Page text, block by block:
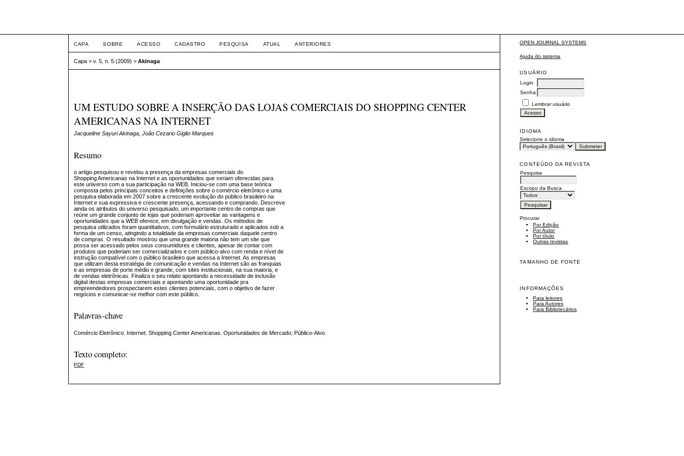
OPEN JOURNAL SYSTEMS
Ajuda do sistema
USUÁRIO
Login
Senha
Lembrar usuário
IDIOMA
Selecione o idioma
CONTEÚDO DA REVISTA
Pesquisa
Escopo da Busca
Procurar
Por Edição
Por Autor
Por título
Outras revistas
TAMANHO DE FONTE
INFORMAÇÕES
Para leitores
Para Autores
Para Bibliotecários
CAPA SOBRE ACESSO CADASTRO PESQUISA ATUAL ANTERIORES
Capa >v. 5, n. 5 (2009) >Akinaga
UM ESTUDO SOBRE A INSERÇÃO DAS LOJAS COMERCIAIS DO SHOPPING CENTER
AMERICANAS NA INTERNET
Jacqueline Sayuri Akinaga, João Cezario Giglio Marques
Resumo
o artigo pesquisou e revelou a presença da empresas comerciais do
Shopping Americanas na Internet e as oportunidades que seriam oferecidas para
este universo com a sua participação na WEB. Iniciou-se com uma base teórica
composta pelos principais conceitos e definições sobre o comércio eletrônico e uma
pesquisa elaborada em 2007 sobre a crescente evolução do público brasileiro na
Internet e sua expressiva e crescente presença, acessando e comprando. Descreve
ainda os atributos do universo pesquisado, um importante centro de compras que
reúne um grande conjunto de lojas que poderiam aproveitar as vantagens e
oportunidades que a WEB oferece, em divulgação e vendas. Os métodos de
pesquisa utilizados foram quantitativos, com formulário estruturado e aplicados sob a
forma de um censo, atingindo a totalidade da empresas comerciais daquele centro
de compras. O resultado mostrou que uma grande maioria não tem um site que
possa ser acessado pelos seus consumidores e clientes, apesar de contar com
produtos que poderiam ser comercializados e com público-alvo com renda e nível de
instrução compatível com o público brasileiro que acessa a Internet. As empresas
que utilizam desta estratégia de comunicação e vendas na Internet são as franquias
e as empresas de porte médio e grande, com sites institucionais, na sua maioria, e
de vendas eletrônicas. Finaliza o seu relato apontando a necessidade de inclusão
digital destas empresas comerciais e apontando uma oportunidade pra
empreendedores prospectarem estes clientes potenciais, com o objetivo de fazer
negócios e comunicar-se melhor com este público.
Palavras-chave
Comércio Eletrônico. Internet. Shopping Center Americanas. Oportunidades de Mercado; Público-Alvo.
Texto completo:
PDF